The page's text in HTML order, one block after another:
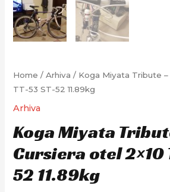
Home /Arhiva / Koga Miyata Tribute –
TT-53 ST-52 11.89kg
Arhiva
Koga Miyata
Cursiera otel 2×10
52 11.89kg